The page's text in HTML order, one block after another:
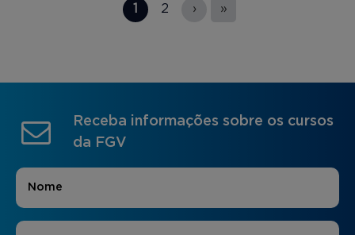
1 2 › »
Receba informações sobre os cursos
da FGV
Nome
E-mail